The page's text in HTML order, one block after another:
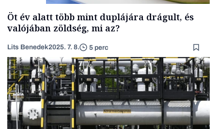
Öt év alatt több mint duplájára drágult, és
valójában zöldség, mi az?
Lits Benedek2025. 7. 8. 5 perc